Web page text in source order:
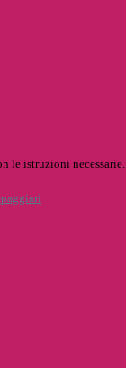
le istruzioni necessarie.